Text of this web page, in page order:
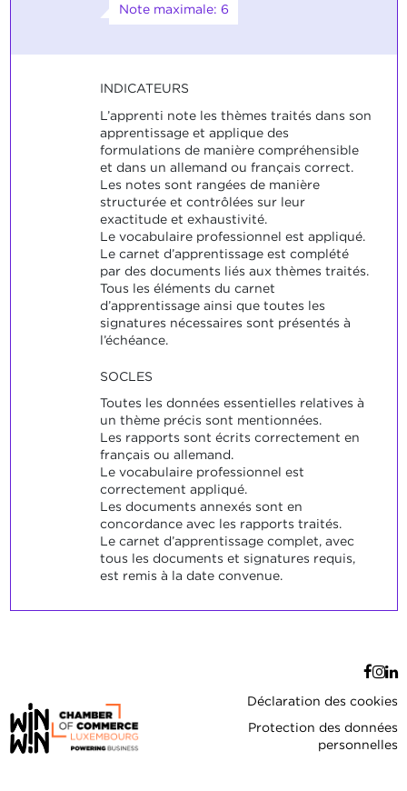
Note maximale: 6
INDICATEURS
L’apprenti note les thèmes traités dans son
apprentissage et applique des
formulations de manière compréhensible
et dans un allemand ou français correct.
Les notes sont rangées de manière
structurée et contrôlées sur leur
exactitude et exhaustivité.
Le vocabulaire professionnel est appliqué.
Le carnet d’apprentissage est complété
par des documents liés aux thèmes traités.
Tous les éléments du carnet
d’apprentissage ainsi que toutes les
signatures nécessaires sont présentés à
l’échéance.
SOCLES
Toutes les données essentielles relatives à
un thème précis sont mentionnées.
Les rapports sont écrits correctement en
français ou allemand.
Le vocabulaire professionnel est
correctement appliqué.
Les documents annexés sont en
concordance avec les rapports traités.
Le carnet d’apprentissage complet, avec
tous les documents et signatures requis,
est remis à la date convenue.
Déclaration des cookies
Protection des données
personnelles